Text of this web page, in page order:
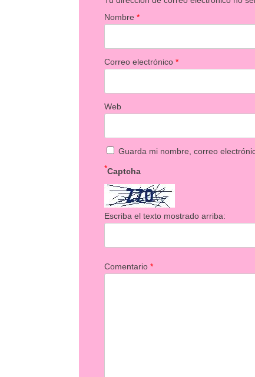
Nombre*
Correo electrónico*
Web
Guarda mi nombre, correo
Captcha
*
Escriba el texto mostrado arriba:
Comentario*